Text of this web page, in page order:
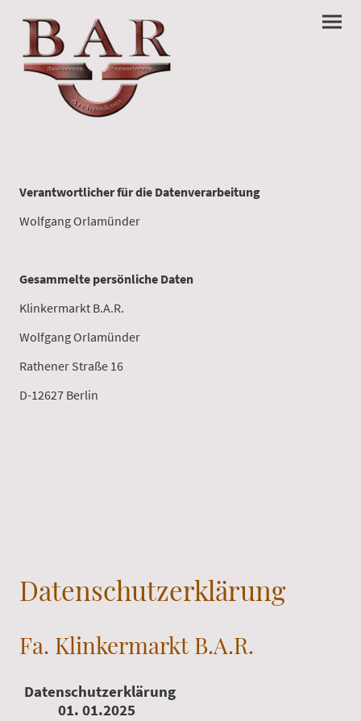
Verantwortlicher für die Datenverarbeitung
Wolfgang Orlamünder
Gesammelte persönliche Daten
Klinkermarkt B.A.R.
Wolfgang Orlamünder
Rathener Straße 16
D-12627 Berlin
Datenschutzerklärung
Fa. Klinkermarkt B.A.R.
Datenschutzerklärung
01. 01.2025